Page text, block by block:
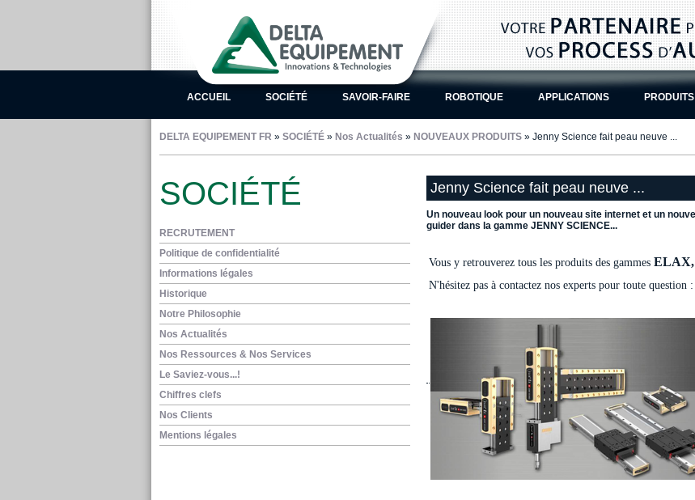
ACCUEIL SOCIÉTÉ SAVOIR-FAIRE ROBOTIQUE APPLICATIONS PRODUITS
DELTA EQUIPEMENT FR » SOCIÉTÉ » Nos Actualités » NOUVEAUX PRODUITS » Jenny Science fait peau neuve ...
SOCIÉTÉ
RECRUTEMENT
Politique de confidentialité
Informations légales
Historique
Notre Philosophie
Nos Actualités
Nos Ressources & Nos Services
Le Saviez-vous...!
Chiffres clefs
Nos Clients
Mentions légales
Jenny Science fait peau neuve ...
Un nouveau look pour un nouveau site internet et un
guider dans la gamme JENNY SCIENCE...
Vous y retrouverez tous les produits des gammes
N'hésitez pas à contactez nos experts pour toute question :